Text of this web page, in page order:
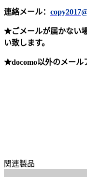
連絡メール：
★ごメールが届かない
い致します。
★docomo以外のメール
関連製品